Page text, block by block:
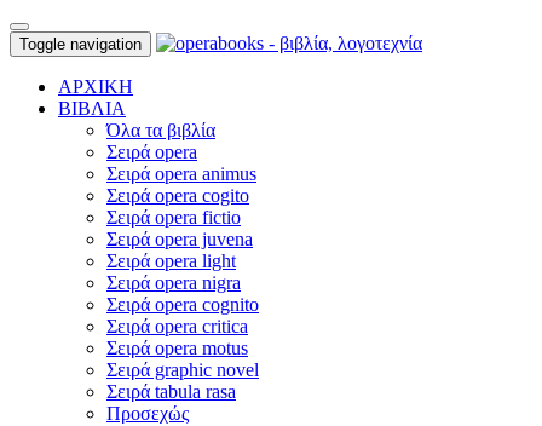
Toggle navigation
ΑΡΧΙΚΗ
ΒΙΒΛΙΑ
Όλα τα βιβλία
Σειρά opera
Σειρά opera animus
Σειρά opera cogito
Σειρά opera fictio
Σειρά opera juvena
Σειρά opera light
Σειρά opera nigra
Σειρά opera cognito
Σειρά opera critica
Σειρά opera motus
Σειρά graphic novel
Σειρά tabula rasa
Προσεχώς